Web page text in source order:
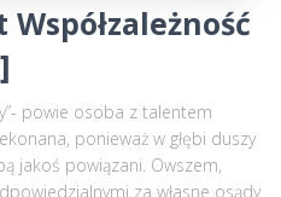
powie osoba z talentem
ponieważ w głębi duszy
jakoś powiązani. Owszem,
za własne osądy